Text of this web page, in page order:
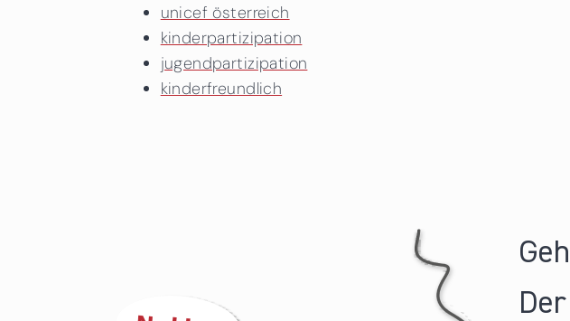
unicef österreich
kinderpartizipation
jugendpartizipation
kinderfreundlich